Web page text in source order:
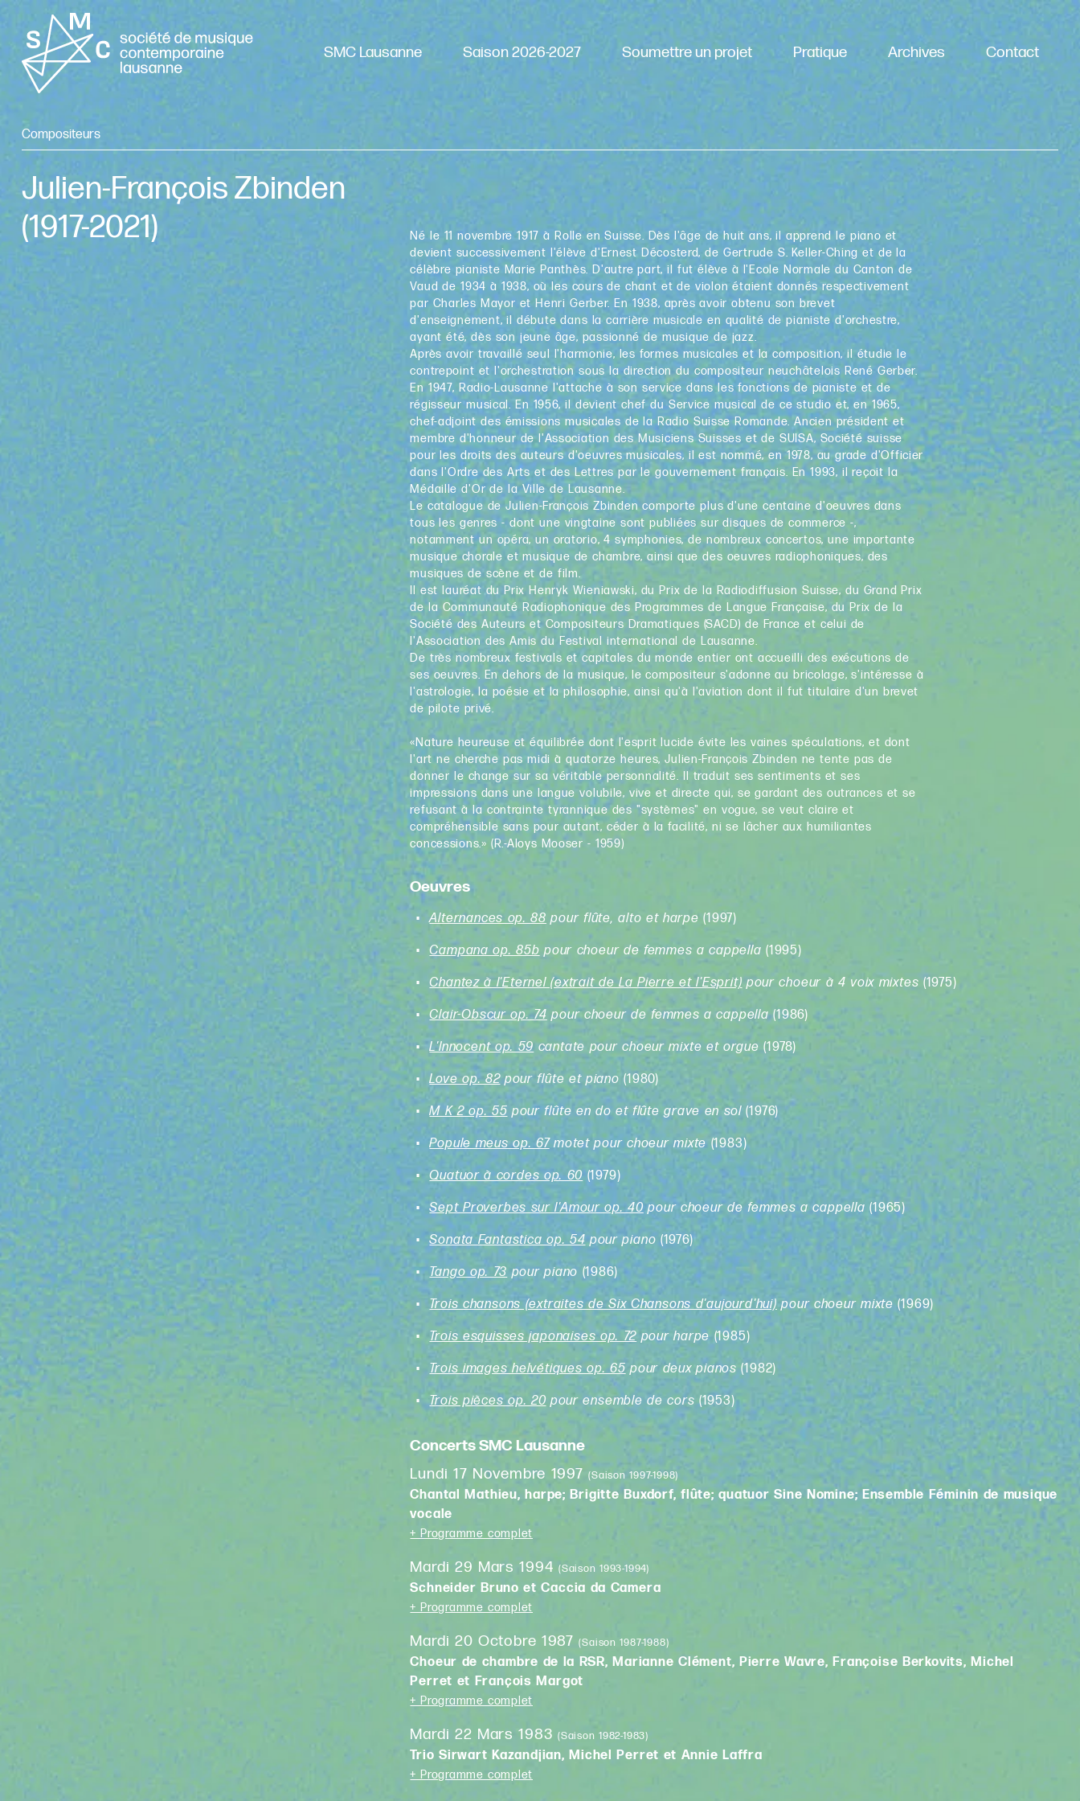
SMC Lausanne Saison 2026-2027 Soumettre un projet Pratique Archives Contact
Compositeurs
Julien-François Zbinden
(1917-2021)
Né le 11 novembre 1917 à Rolle en Suisse. Dès l'âge de huit ans, il apprend le piano et
devient successivement l'élève d'Ernest Décosterd, de Gertrude S. Keller-Ching et de la
célèbre pianiste Marie Panthès. D'autre part, il fut élève à l'Ecole Normale du Canton de
Vaud de 1934 à 1938, où les cours de chant et de violon étaient donnés respectivement
par Charles Mayor et Henri Gerber. En 1938, après avoir obtenu son brevet
d'enseignement, il débute dans la carrière musicale en qualité de pianiste d'orchestre,
ayant été, dès son jeune âge, passionné de musique de jazz.
Après avoir travaillé seul l'harmonie, les formes musicales et la composition, il étudie le
contrepoint et l'orchestration sous la direction du compositeur neuchâtelois René Gerber.
En 1947, Radio-Lausanne l'attache à son service dans les fonctions de pianiste et de
régisseur musical. En 1956, il devient chef du Service musical de ce studio et, en 1965,
chef-adjoint des émissions musicales de la Radio Suisse Romande. Ancien président et
membre d'honneur de l'Association des Musiciens Suisses et de SUISA, Société suisse
pour les droits des auteurs d'oeuvres musicales, il est nommé, en 1978, au grade d'Officier
dans l'Ordre des Arts et des Lettres par le gouvernement français. En 1993, il reçoit la
Médaille d'Or de la Ville de Lausanne.
Le catalogue de Julien-François Zbinden comporte plus d'une centaine d'oeuvres dans
tous les genres - dont une vingtaine sont publiées sur disques de commerce -,
notamment un opéra, un oratorio, 4 symphonies, de nombreux concertos, une importante
musique chorale et musique de chambre, ainsi que des oeuvres radiophoniques, des
musiques de scène et de film.
Il est lauréat du Prix Henryk Wieniawski, du Prix de la Radiodiffusion Suisse, du Grand Prix
de la Communauté Radiophonique des Programmes de Langue Française, du Prix de la
Société des Auteurs et Compositeurs Dramatiques (SACD) de France et celui de
l'Association des Amis du Festival international de Lausanne.
De très nombreux festivals et capitales du monde entier ont accueilli des exécutions de
ses oeuvres. En dehors de la musique, le compositeur s'adonne au bricolage, s'intéresse à
l'astrologie, la poésie et la philosophie, ainsi qu'à l'aviation dont il fut titulaire d'un brevet
de pilote privé.
«Nature heureuse et équilibrée dont l'esprit lucide évite les vaines spéculations, et dont
l'art ne cherche pas midi à quatorze heures, Julien-François Zbinden ne tente pas de
donner le change sur sa véritable personnalité. Il traduit ses sentiments et ses
impressions dans une langue volubile, vive et directe qui, se gardant des outrances et se
refusant à la contrainte tyrannique des "systèmes" en vogue, se veut claire et
compréhensible sans pour autant, céder à la facilité, ni se lâcher aux humiliantes
concessions.» (R.-Aloys Mooser - 1959)
Oeuvres
Alternances op. 88 pour flûte, alto et harpe(1997)
Campana op. 85b pour choeur de femmes a cappella(1995)
Chantez à l'Eternel (extrait de La Pierre et l'Esprit) pour choeur à 4 voix mixtes (1975)
Clair-Obscur op. 74 pour choeur de femmes a cappella(1986)
L'Innocent op. 59 cantate pour choeur mixte et orgue(1978)
Love op. 82pour flûte et piano(1980)
M K 2 op. 55 pour flûte en do et flûte grave en sol(1976)
Popule meus op. 67motet pour choeur mixte (1983)
Quatuor à cordes op. 60 (1979)
Sept Proverbes sur l'Amour op. 40 pour choeur de femmes a cappella(1965)
Sonata Fantastica op. 54pour piano (1976)
Tango op. 73 pour piano (1986)
Trois chansons (extraites de Six Chansons d'aujourd'hui) pour choeur mixte(1969)
Trois esquisses japonaises op. 72 pour harpe (1985)
Trois images helvétiques op. 65 pour deux pianos(1982)
Trois pièces op. 20 pour ensemble de cors(1953)
Concerts SMC Lausanne
Lundi 17 Novembre 1997(Saison 1997-1998)
Chantal Mathieu, harpe; Brigitte Buxdorf, flûte; quatuor Sine Nomine; Ensemble Féminin de musique
vocale
+ Programme complet
Mardi 29 Mars 1994(Saison 1993-1994)
Schneider Bruno et Caccia da Camera
+ Programme complet
Mardi 20 Octobre 1987(Saison 1987-1988)
Choeur de chambre de la RSR, Marianne Clément, Pierre Wavre, Françoise Berkovits, Michel
Perret et François Margot
+ Programme complet
Mardi 22 Mars 1983(Saison 1982-1983)
Trio Sirwart Kazandjian, Michel Perret et Annie Laffra
+ Programme complet